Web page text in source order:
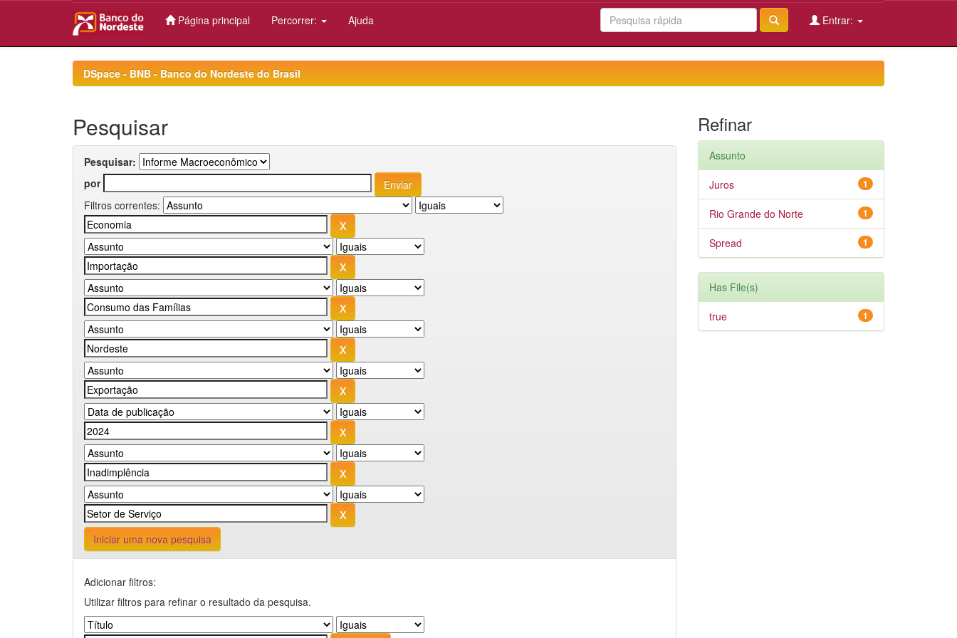
Página principal Percorrer: Ajuda Entrar:
DSpace - BNB - Banco do Nordeste do Brasil
Pesquisar
Pesquisar:
por
Filtros correntes:
Iniciar uma nova pesquisa
Adicionar filtros:
Utilizar filtros para refinar o resultado da pesquisa.
Refinar
Assunto
1
Juros
1
Rio Grande do Norte
1
Spread
Has File(s)
1
true